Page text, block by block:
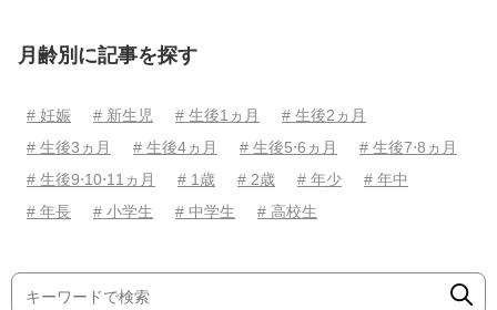
月齢別に記事を探す
# 妊娠 # 新生児 # 生後1ヵ月
# 生後2ヵ月
# 生後3ヵ月
# 生後4ヵ月 # 生後5⋅6ヵ月
# 生後7⋅8ヵ月
# 生後9⋅10⋅11ヵ月
# 1歳 # 2歳 # 年少
# 年中
# 年長
# 小学生 # 中学生 # 高校生